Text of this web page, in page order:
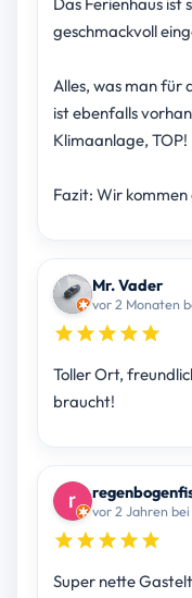
geschmackvoll
Alles, was man für
ist ebenfalls
Klimaanlage, TOP!
Fazit: Wir
Mr. Vader
vor 2 Monaten
Toller Ort,
braucht!
vor 2 Jahren
Super nette